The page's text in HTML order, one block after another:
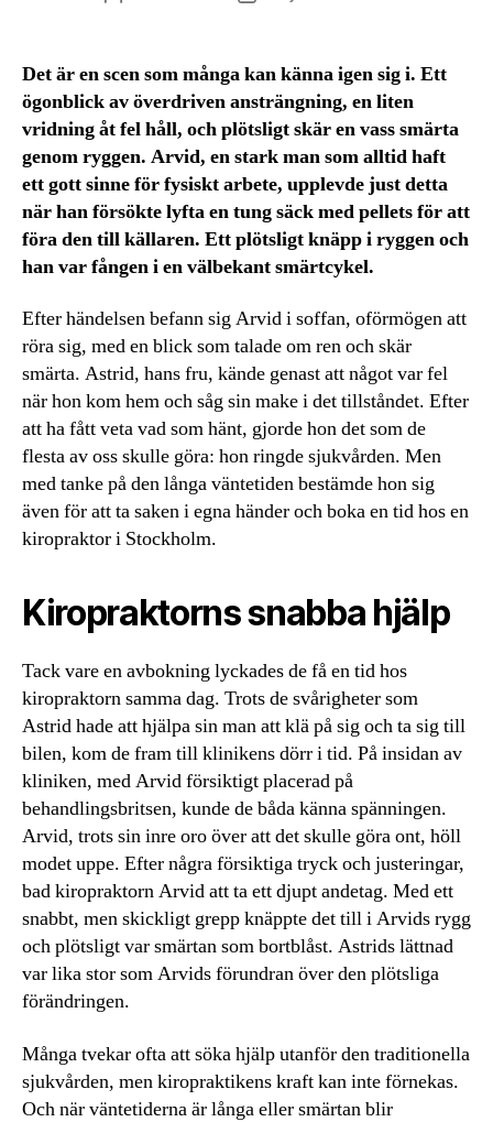
Det är en scen som många kan känna igen sig i. Ett
ögonblick av överdriven ansträngning, en liten
vridning åt fel håll, och plötsligt skär en vass smärta
genom ryggen. Arvid, en stark man som alltid haft
ett gott sinne för fysiskt arbete, upplevde just detta
när han försökte lyfta en tung säck med pellets för att
föra den till källaren. Ett plötsligt knäpp i ryggen och
han var fången i en välbekant smärtcykel.
Efter händelsen befann sig Arvid i soffan, oförmögen att
röra sig, med en blick som talade om ren och skär
smärta. Astrid, hans fru, kände genast att något var fel
när hon kom hem och såg sin make i det tillståndet. Efter
att ha fått veta vad som hänt, gjorde hon det som de
flesta av oss skulle göra: hon ringde sjukvården. Men
med tanke på den långa väntetiden bestämde hon sig
även för att ta saken i egna händer och boka en tid hos en
kiropraktor i Stockholm.
Kiropraktorns snabba hjälp
Tack vare en avbokning lyckades de få en tid hos
kiropraktorn samma dag. Trots de svårigheter som
Astrid hade att hjälpa sin man att klä på sig och ta sig till
bilen, kom de fram till klinikens dörr i tid. På insidan av
kliniken, med Arvid försiktigt placerad på
behandlingsbritsen, kunde de båda känna spänningen.
Arvid, trots sin inre oro över att det skulle göra ont, höll
modet uppe. Efter några försiktiga tryck och justeringar,
bad kiropraktorn Arvid att ta ett djupt andetag. Med ett
snabbt, men skickligt grepp knäppte det till i Arvids rygg
och plötsligt var smärtan som bortblåst. Astrids lättnad
var lika stor som Arvids förundran över den plötsliga
förändringen.
Många tvekar ofta att söka hjälp utanför den traditionella
sjukvården, men kiropraktikens kraft kan inte förnekas.
Och när väntetiderna är långa eller smärtan blir